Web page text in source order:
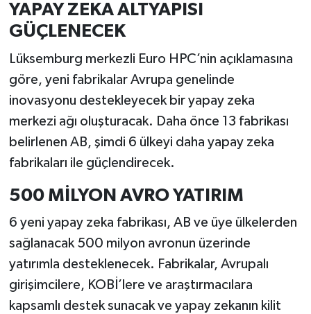
YAPAY ZEKA ALTYAPISI
GÜÇLENECEK
Lüksemburg merkezli Euro HPC’nin açıklamasına
göre, yeni fabrikalar Avrupa genelinde
inovasyonu destekleyecek bir yapay zeka
merkezi ağı oluşturacak. Daha önce 13 fabrikası
belirlenen AB, şimdi 6 ülkeyi daha yapay zeka
fabrikaları ile güçlendirecek.
500 MİLYON AVRO YATIRIM
6 yeni yapay zeka fabrikası, AB ve üye ülkelerden
sağlanacak 500 milyon avronun üzerinde
yatırımla desteklenecek. Fabrikalar, Avrupalı
girişimcilere, KOBİ’lere ve araştırmacılara
kapsamlı destek sunacak ve yapay zekanın kilit